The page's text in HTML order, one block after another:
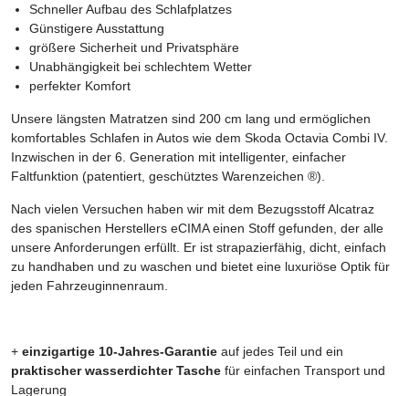
Schneller Aufbau des Schlafplatzes
Günstigere Ausstattung
größere Sicherheit und Privatsphäre
Unabhängigkeit bei schlechtem Wetter
perfekter Komfort
Unsere längsten Matratzen sind 200 cm lang und ermöglichen
komfortables Schlafen in Autos wie dem Skoda Octavia Combi IV.
Inzwischen in der 6. Generation mit intelligenter, einfacher
Faltfunktion (patentiert, geschütztes Warenzeichen ®).
Nach vielen Versuchen haben wir mit dem Bezugsstoff Alcatraz
des spanischen Herstellers eCIMA einen Stoff gefunden, der alle
unsere Anforderungen erfüllt. Er ist strapazierfähig, dicht, einfach
zu handhaben und zu waschen und bietet eine luxuriöse Optik für
jeden Fahrzeuginnenraum.
+ einzigartige 10-Jahres-Garantie auf jedes Teil und ein
praktischer wasserdichter Tasche für einfachen Transport und
Lagerung